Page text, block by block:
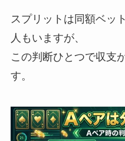
スプリットは同額ベッ
人もいますが、
この判断ひとつで収支
す。